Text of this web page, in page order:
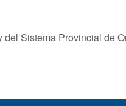
Sistema Provincial de